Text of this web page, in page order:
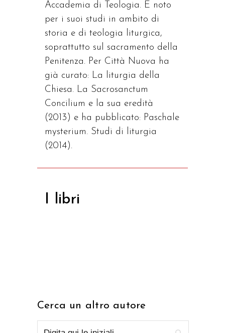
Accademia di Teologia. È noto
per i suoi studi in ambito di
storia e di teologia liturgica,
soprattutto sul sacramento della
Penitenza. Per Città Nuova ha
già curato: La liturgia della
Chiesa. La Sacrosanctum
Concilium e la sua eredità
(2013) e ha pubblicato: Paschale
mysterium. Studi di liturgia
(2014).
I libri
Cerca un altro autore